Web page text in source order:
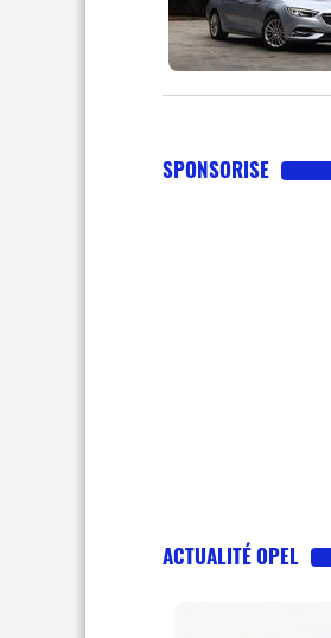
SPONSORISE
ACTUALITÉ OPEL